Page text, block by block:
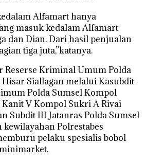
Alfamart hanya
masuk kedalam Alfamart
dan Dian. Dari hasil penjualan
tiga juta,”katanya.
Reserse Kriminal Umum Polda
Hisar Siallagan melalui Kasubdit
Polda Sumsel Kompol
V Kompol Sukri A Rivai
Subdit III Jatanras Polda Sumsel
Polrestabes
pelaku spesialis bobol